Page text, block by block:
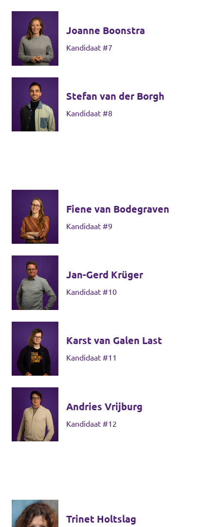
Joanne Boonstra
Kandidaat #7
Stefan van der Borgh
Kandidaat #8
Fiene van Bodegraven
Kandidaat #9
Jan-Gerd Krüger
Kandidaat #10
Karst van Galen Last
Kandidaat #11
Andries Vrijburg
Kandidaat #12
Trinet Holtslag